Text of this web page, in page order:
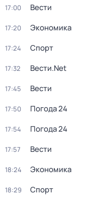
17:00 Вести
17:20 Экономика
17:24 Спорт
17:32 Вести.Net
17:45 Вести
17:50 Погода 24
17:54 Погода 24
17:57 Вести
18:24 Экономика
18:29 Спорт